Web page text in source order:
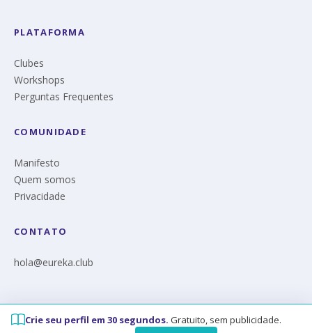
PLATAFORMA
Clubes
Workshops
Perguntas Frequentes
COMUNIDADE
Manifesto
Quem somos
Privacidade
CONTATO
hola@eureka.club
Crie seu perfil em 30 segundos. Gratuito, sem publicidade.